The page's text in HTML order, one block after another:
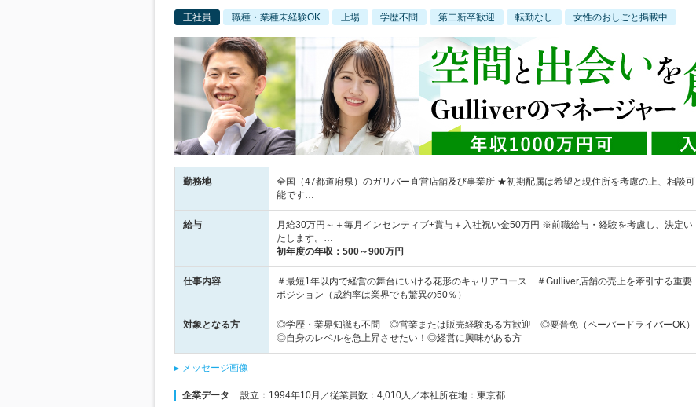
正社員 職種・業種未経験OK 上場 学歴不問 第二新卒歓迎 転勤なし 女性のおしごと掲載中
勤務地
全国（47都道府県）のガリバー直営店舗及び事業所 ★初期配属は希望と現住所を考慮の上、相談可
能です…
給与
月給30万円～＋毎月インセンティブ+賞与＋入社祝い金50万円 ※前職給与・経験を考慮し、決定い
たします。…
初年度の年収： 500～900万円
仕事内容
＃最短1年以内で経営の舞台にいける花形のキャリアコース ＃Gulliver店舗の売上を牽引する重要
ポジション（成約率は業界でも驚異の50％）
対象となる方
◎学歴・業界知識も不問 ◎営業または販売経験ある方歓迎 ◎要普免（ペーパードライバーOK）
◎自身のレベルを急上昇させたい！◎経営に興味がある方
メッセージ画像
企業データ 設立：1994年10月／従業員数：4,010人／本社所在地：東京都